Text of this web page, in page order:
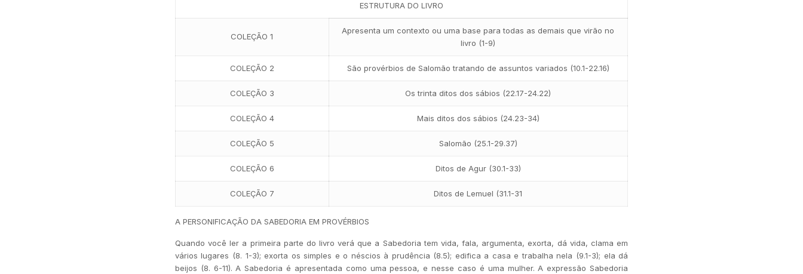
ESTRUTURA DO LIVRO
COLEÇÃO 1
Apresenta um contexto ou uma base para todas as demais que virão no
livro (1-9)
COLEÇÃO 2 São provérbios de Salomão tratando de assuntos variados (10.1-22.16)
COLEÇÃO 3 Os trinta ditos dos sábios (22.17-24.22)
COLEÇÃO 4 Mais ditos dos sábios (24.23-34)
COLEÇÃO 5 Salomão (25.1-29.37)
COLEÇÃO 6 Ditos de Agur (30.1-33)
COLEÇÃO 7 Ditos de Lemuel (31.1-31
A PERSONIFICAÇÃO DA SABEDORIA EM PROVÉRBIOS
Quando você ler a primeira parte do livro verá que a Sabedoria tem vida, fala, argumenta, exorta, dá vida, clama em
vários lugares (8. 1-3); exorta os simples e o néscios à prudência (8.5); edifica a casa e trabalha nela (9.1-3); ela dá
beijos (8. 6-11). A Sabedoria é apresentada como uma pessoa, e nesse caso é uma mulher. A expressão Sabedoria